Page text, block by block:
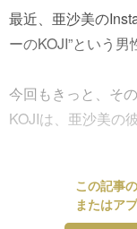
最近、亜沙美の
ーのKOJI”という男
今回もきっと、そ
KOJIは、亜沙美の
この記事
またはア